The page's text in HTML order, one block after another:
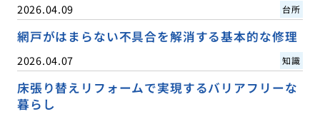
2026.04.09 台所
網戸がはまらない不具合を解消する基本的な修理
2026.04.07 知識
床張り替えリフォームで実現するバリアフリーな
暮らし